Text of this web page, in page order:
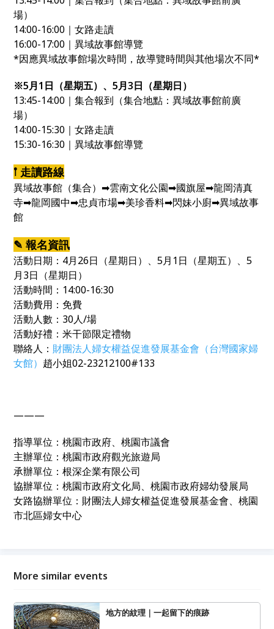
場）
14:00-16:00｜女路走讀
16:00-17:00｜異域故事館導覽
*因應異域故事館場次時間，故導覽時間與其他場次不同*
※5月1日（星期五）、5月3日（星期日）
13:45-14:00｜集合報到（集合地點：異域故事館前廣
場）
14:00-15:30｜女路走讀
15:30-16:30｜異域故事館導覽
𖡡 走讀路線
異域故事館（集合）➡︎雲南文化公園➡︎國旗屋➡︎龍岡清真
寺➡︎龍岡國中➡︎忠貞市場➡︎美珍香料➡︎閃妹小廚➡︎異域故事
館
✎ 報名資訊
活動日期：4月26日（星期日）、5月1日（星期五）、5
月3日（星期日）
活動時間：14:00-16:30
活動費用：免費
活動人數：30人/場
活動好禮：米干節限定禮物
聯絡人： 財團法人婦女權益促進發展基金會（台灣國家婦
女館） 趙小姐02-23212100#133
———
指導單位：桃園市政府、桃園市議會
主辦單位：桃園市政府觀光旅遊局
承辦單位：根深企業有限公司
協辦單位：桃園市政府文化局、桃園市政府婦幼發展局
女路協辦單位：財團法人婦女權益促進發展基金會、桃園
市北區婦女中心
More similar events
地方的紋理｜一起留下的痕跡